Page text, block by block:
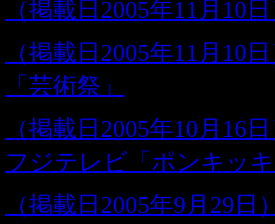
（掲載日2005年11月10
（掲載日2005年11月10
「芸術祭」
（掲載日2005年10月16
フジテレビ「ポンキッ
（掲載日2005年9月29